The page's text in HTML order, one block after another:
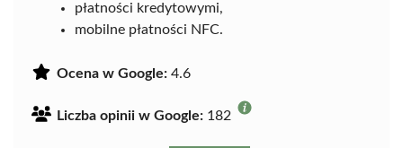
płatności kredytowymi,
mobilne płatności NFC.
Ocena w Google: 4.6
Liczba opinii w Google: 182